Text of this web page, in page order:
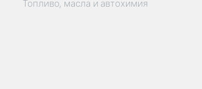
Топливо, масла и автохимия